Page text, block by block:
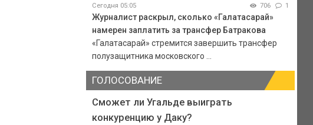
Сегодня 05:05 706 1
Журналист раскрыл, сколько «Галатасарай»
намерен заплатить за трансфер Батракова
«Галатасарай» стремится завершить трансфер
полузащитника московского ...
ГОЛОСОВАНИЕ
Сможет ли Угальде выиграть
конкуренцию у Даку?